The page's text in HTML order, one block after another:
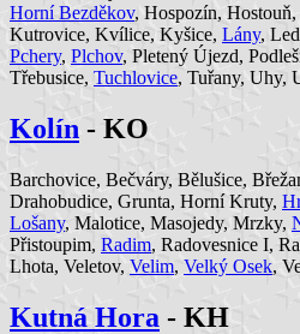
Horní Bezděkov, Hospozín, Hostouň,
Kutrovice, Kvílice, Kyšice, Lány,
Pchery, Plchov, Pletený Újezd,
Třebusice, Tuchlovice, Tuřany, Uhy,
Kolín - KO
Barchovice, Bečváry, Bělušice,
Drahobudice, Grunta, Horní Kruty,
Lošany, Malotice, Masojedy, Mrzky,
Přistoupim, Radim, Radovesnice I,
Lhota, Veletov, Velim, Velký Osek,
Kutná Hora - KH